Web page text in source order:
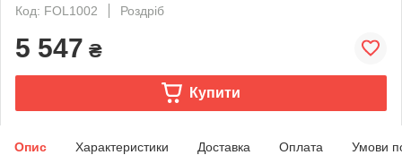
Код: FOL1002
Роздріб
5 547 ₴
Купити
Опис Характеристики Доставка Оплата Умови